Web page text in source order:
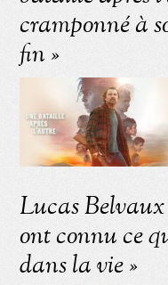
cramponné à
fin »
Lucas Belvaux
ont connu ce
dans la vie »